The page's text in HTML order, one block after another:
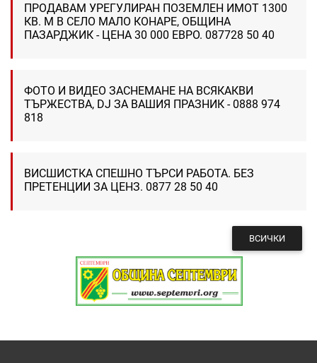
ПРОДАВАМ УРЕГУЛИРАН ПОЗЕМЛЕН ИМОТ 1300
КВ. М В СЕЛО МАЛО КОНАРЕ, ОБЩИНА
ПАЗАРДЖИК - ЦЕНА 30 000 ЕВРО. 087728 50 40
ФОТО И ВИДЕО ЗАСНЕМАНЕ НА ВСЯКАКВИ
ТЪРЖЕСТВА, DJ ЗА ВАШИЯ ПРАЗНИК - 0888 974
818
ВИСШИСТКА СПЕШНО ТЪРСИ РАБОТА. БЕЗ
ПРЕТЕНЦИИ ЗА ЦЕНЗ. 0877 28 50 40
ВСИЧКИ